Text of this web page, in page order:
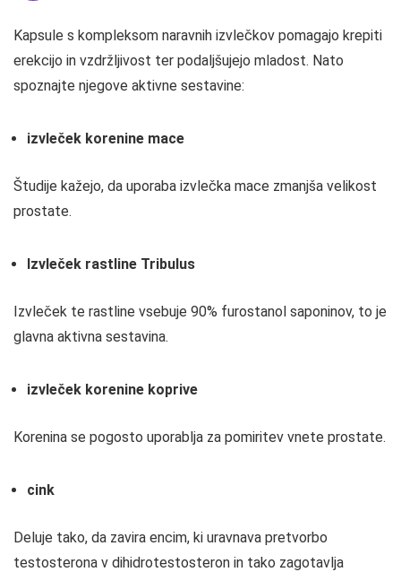
Kapsule s kompleksom naravnih izvlečkov pomagajo krepiti
erekcijo in vzdržljivost ter podaljšujejo mladost. Nato
spoznajte njegove aktivne sestavine:
izvleček korenine mace
Študije kažejo, da uporaba izvlečka mace zmanjša velikost
prostate.
Izvleček rastline Tribulus
Izvleček te rastline vsebuje 90% furostanol saponinov, to je
glavna aktivna sestavina.
izvleček korenine koprive
Korenina se pogosto uporablja za pomiritev vnete prostate.
cink
Deluje tako, da zavira encim, ki uravnava pretvorbo
testosterona v dihidrotestosteron in tako zagotavlja